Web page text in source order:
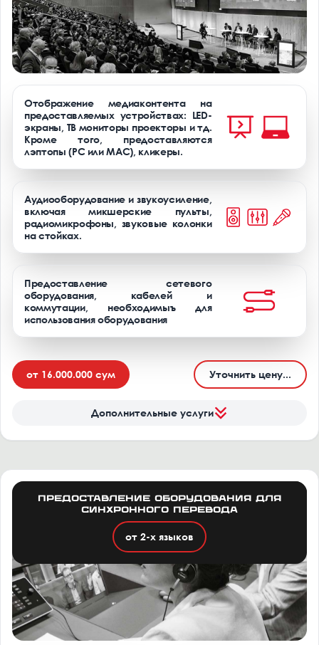
Отображение медиаконтента на
предоставляемых устройствах: LED-
экраны, ТВ мониторы проекторы и тд.
Кроме того, предоставляются
лэптопы (PC или MAC), кликеры.
Аудиооборудование и звукоусиление,
включая микшерские пульты,
радиомикрофоны, звуковые колонки
на стойках.
Предоставление сетевого
оборудования, кабелей и
коммутации, необходимыъ для
использования оборудования
от 16.000.000 сум Уточнить цену...
Дополнительные услуги
Предоставление оборудования для
синхронного перевода
от 2-х языков